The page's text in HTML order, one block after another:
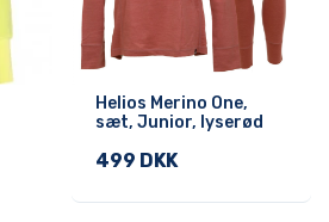
Helios Merino One,
sæt, Junior, lyserød
499 DKK